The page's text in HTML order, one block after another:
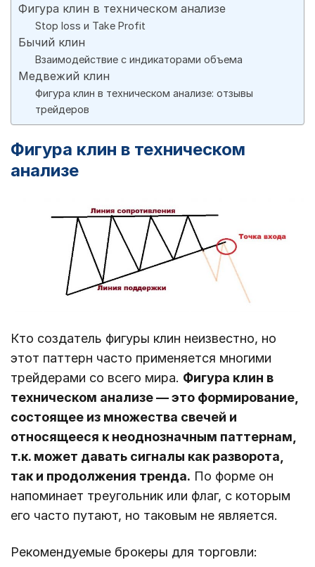
Фигура клин в техническом анализе
Stop loss и Take Profit
Бычий клин
Взаимодействие с индикаторами объема
Медвежий клин
Фигура клин в техническом анализе: отзывы
трейдеров
Фигура клин в техническом
анализе
Кто создатель фигуры клин неизвестно, но
этот паттерн часто применяется многими
трейдерами со всего мира. Фигура клин в
техническом анализе — это формирование,
состоящее из множества свечей и
относящееся к неоднозначным паттернам,
т.к. может давать сигналы как разворота,
так и продолжения тренда. По форме он
напоминает треугольник или флаг, с которым
его часто путают, но таковым не является.
Рекомендуемые брокеры для торговли: